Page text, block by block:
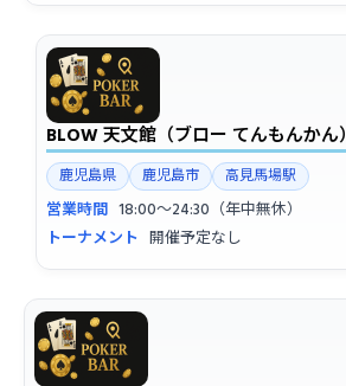
BLOW 天文館（ブロー てんもんかん）
鹿児島県 鹿児島市 高見馬場駅
営業時間 18:00〜24:30（年中無休）
トーナメント 開催予定なし